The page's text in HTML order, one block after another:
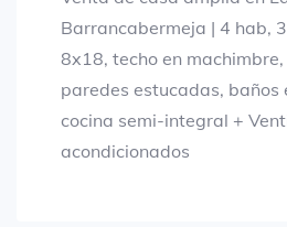
Barrancabermeja | 4 hab,
8x18, techo en
paredes estucadas, baños
cocina semi-integral +
acondicionados